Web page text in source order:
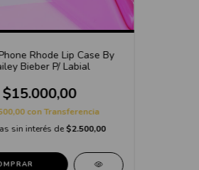
Rhode Lip Case By
Bieber P/ Labial
$15.000,00
conTransferencia
sin interés de$2.500,00